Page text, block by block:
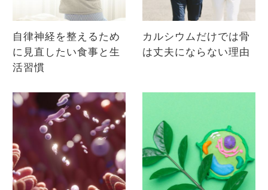
自律神経を整えるため
に見直したい食事と生
活習慣
カルシウムだけでは骨
は丈夫にならない理由